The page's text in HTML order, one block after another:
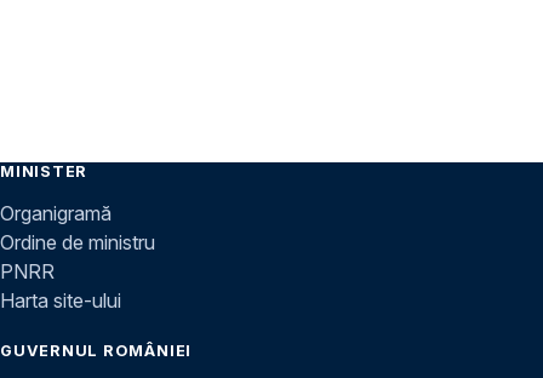
MINISTER
Organigramă
Ordine de ministru
PNRR
Harta site-ului
GUVERNUL ROMÂNIEI